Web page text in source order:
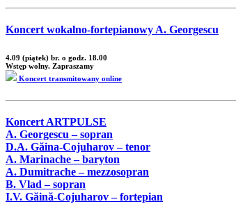
Koncert wokalno-fortepianowy A. Georgescu
4.09 (piątek) br. o godz. 18.00
Wstęp wolny. Zapraszamy
Koncert transmitowany online
Koncert ARTPULSE
A. Georgescu – sopran
D.A. Găina-Cojuharov – tenor
A. Marinache – baryton
A. Dumitrache – mezzosopran
B. Vlad – sopran
I.V. Găină-Cojuharov – fortepian